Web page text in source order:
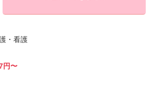
・看護
円〜